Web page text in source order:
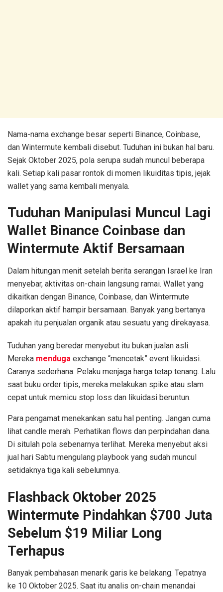
Nama-nama exchange besar seperti Binance, Coinbase,
dan Wintermute kembali disebut. Tuduhan ini bukan hal baru.
Sejak Oktober 2025, pola serupa sudah muncul beberapa
kali. Setiap kali pasar rontok di momen likuiditas tipis, jejak
wallet yang sama kembali menyala.
Tuduhan Manipulasi Muncul Lagi
Wallet Binance Coinbase dan
Wintermute Aktif Bersamaan
Dalam hitungan menit setelah berita serangan Israel ke Iran
menyebar, aktivitas on-chain langsung ramai. Wallet yang
dikaitkan dengan Binance, Coinbase, dan Wintermute
dilaporkan aktif hampir bersamaan. Banyak yang bertanya
apakah itu penjualan organik atau sesuatu yang direkayasa.
Tuduhan yang beredar menyebut itu bukan jualan asli.
Mereka menduga exchange “mencetak” event likuidasi.
Caranya sederhana. Pelaku menjaga harga tetap tenang. Lalu
saat buku order tipis, mereka melakukan spike atau slam
cepat untuk memicu stop loss dan likuidasi beruntun.
Para pengamat menekankan satu hal penting. Jangan cuma
lihat candle merah. Perhatikan flows dan perpindahan dana.
Di situlah pola sebenarnya terlihat. Mereka menyebut aksi
jual hari Sabtu mengulang playbook yang sudah muncul
setidaknya tiga kali sebelumnya.
Flashback Oktober 2025
Wintermute Pindahkan $700 Juta
Sebelum $19 Miliar Long
Terhapus
Banyak pembahasan menarik garis ke belakang. Tepatnya
ke 10 Oktober 2025. Saat itu analis on-chain menandai